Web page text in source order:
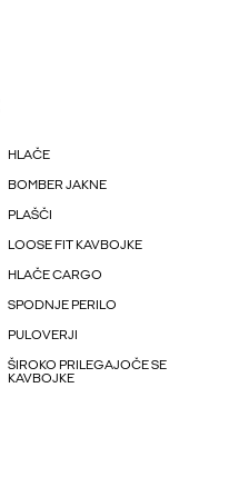
HLAČE
BOMBER JAKNE
PLAŠČI
LOOSE FIT KAVBOJKE
HLAČE CARGO
SPODNJE PERILO
PULOVERJI
ŠIROKO PRILEGAJOČE SE
KAVBOJKE